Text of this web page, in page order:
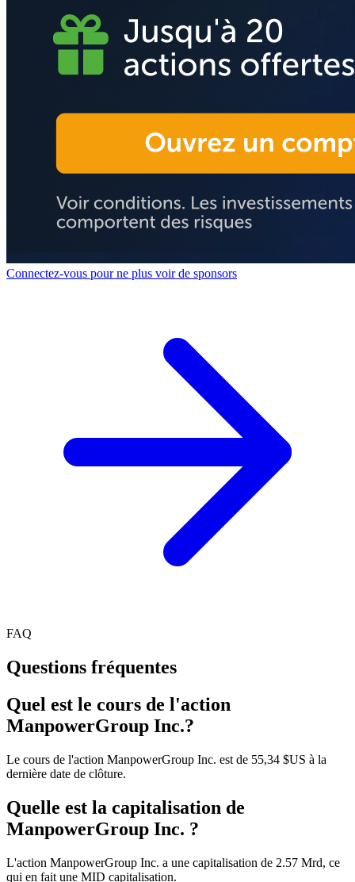
Connectez-vous pour ne plus voir de sponsors
FAQ
Questions fréquentes
Quel est le cours de l'action
ManpowerGroup Inc.?
Le cours de l'action ManpowerGroup Inc. est de 55,34 $US à la
dernière date de clôture.
Quelle est la capitalisation de
ManpowerGroup Inc. ?
L'action ManpowerGroup Inc. a une capitalisation de 2.57 Mrd, ce
qui en fait une MID capitalisation.